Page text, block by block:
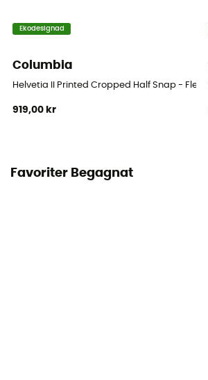
Ekodesignad
Columbia
Helvetia II Printed Cropped Half Snap -
919,00 kr
Favoriter Begagnat